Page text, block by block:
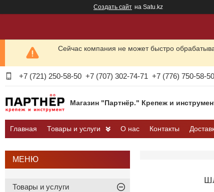
Создать сайт на Satu.kz
Сейчас компания не может быстро
+7 (721) 250-58-50 +7 (707) 302-74-71 +7 (776) 750-58-50
Магазин "Партнёр." Крепеж и
Главная Товары и услуги О нас Контакты
Товары и услуги